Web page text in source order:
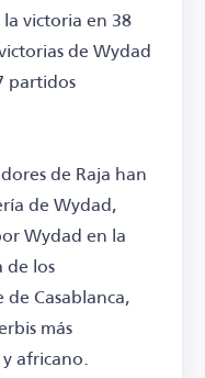
victoria en 38
de Wydad
partidos
de Raja han
de Wydad,
Wydad en la
los
Casablanca,
más
africano.